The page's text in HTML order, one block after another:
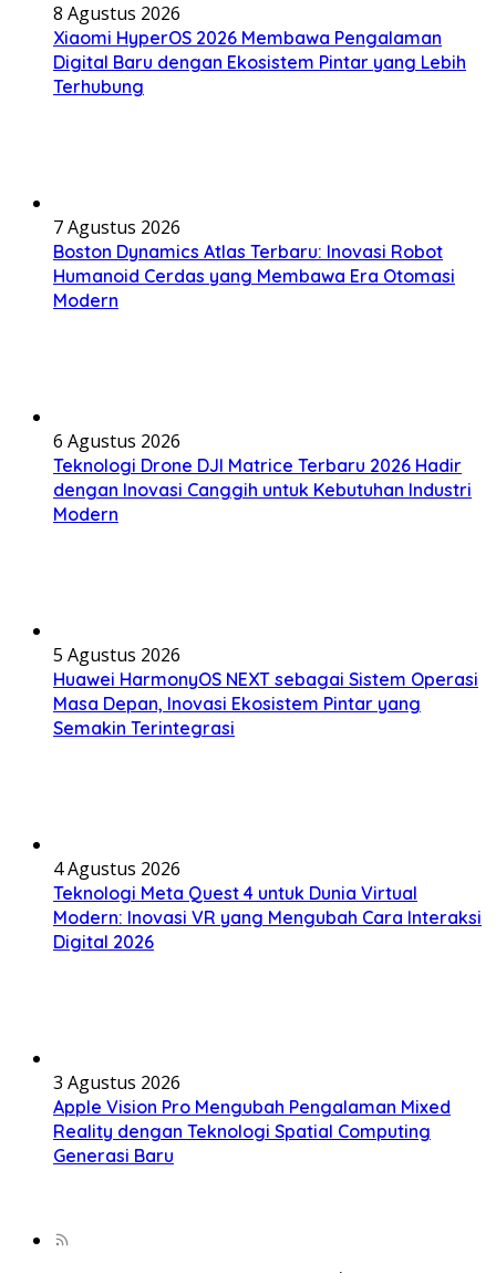
8 Agustus 2026
Xiaomi HyperOS 2026 Membawa Pengalaman
Digital Baru dengan Ekosistem Pintar yang Lebih
Terhubung
7 Agustus 2026
Boston Dynamics Atlas Terbaru: Inovasi Robot
Humanoid Cerdas yang Membawa Era Otomasi
Modern
6 Agustus 2026
Teknologi Drone DJI Matrice Terbaru 2026 Hadir
dengan Inovasi Canggih untuk Kebutuhan Industri
Modern
5 Agustus 2026
Huawei HarmonyOS NEXT sebagai Sistem Operasi
Masa Depan, Inovasi Ekosistem Pintar yang
Semakin Terintegrasi
4 Agustus 2026
Teknologi Meta Quest 4 untuk Dunia Virtual
Modern: Inovasi VR yang Mengubah Cara Interaksi
Digital 2026
3 Agustus 2026
Apple Vision Pro Mengubah Pengalaman Mixed
Reality dengan Teknologi Spatial Computing
Generasi Baru